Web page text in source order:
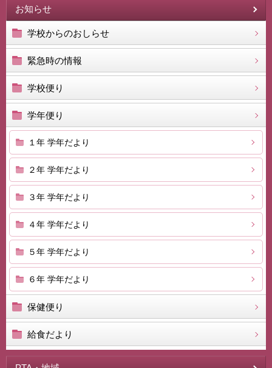
お知らせ
学校からのおしらせ
緊急時の情報
学校便り
学年便り
１年 学年だより
２年 学年だより
３年 学年だより
４年 学年だより
５年 学年だより
６年 学年だより
保健便り
給食だより